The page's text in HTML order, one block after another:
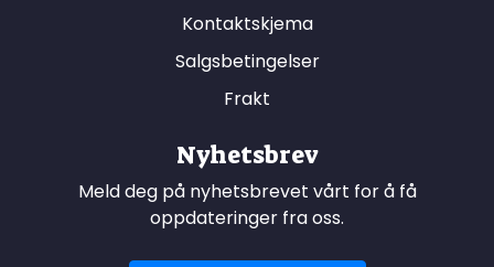
Kontaktskjema
Salgsbetingelser
Frakt
Nyhetsbrev
Meld deg på nyhetsbrevet vårt for å få
oppdateringer fra oss.